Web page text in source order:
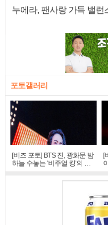
누에라, 팬사랑 가득 밸런
포토갤러리
[비즈 포토] BTS 진, 광화문 밤
하늘 수놓는 '비주얼 킹'의 열
창
[